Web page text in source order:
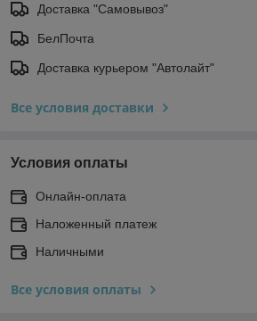
Доставка "Самовывоз"
БелПочта
Доставка курьером "Автолайт"
Все условия доставки
Условия оплаты
Онлайн-оплата
Наложенный платеж
Наличными
Все условия оплаты